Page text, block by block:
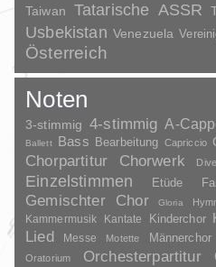
Taiwan Tatarische ASSR
Usbekistan Venezuela
Österreich
Noten
3-stimmig 4-stimmig A-
Ballett Bass Bearbeitung Capriccio
Chorpartitur Chorwerk
Einzelstimmen
Etüde
Gemischter Chor Gloria
Kammermusik Kantate Kinderchor
Lied Messe Motette Männerchor
Oratorium Orchesterpartitur